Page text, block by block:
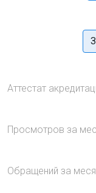
Аттестат
Просмотров за
Обращений за